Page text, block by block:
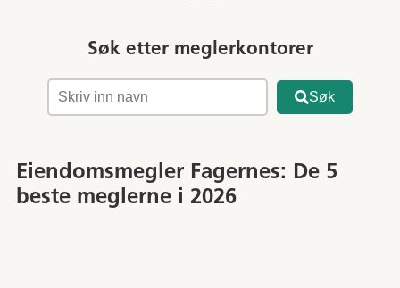
Søk etter meglerkontorer
Søk
Eiendomsmegler Fagernes: De 5
beste meglerne i 2026